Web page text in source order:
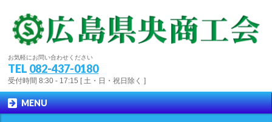
お気軽にお問い合わせください
TEL 082-437-0180
受付時間 8:30 - 17:15 [ 土・日・祝日除く ]
MENU